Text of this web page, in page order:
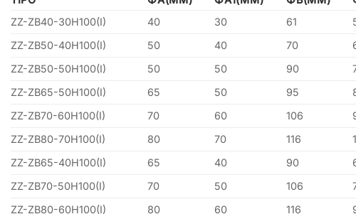
ZZ-ZB40-30H100(I)
40 30 61
ZZ-ZB50-40H100(I)
50 40 70
ZZ-ZB50-50H100(I)
50 50 90
ZZ-ZB65-50H100(I)
65 50 95
ZZ-ZB70-60H100(I)
70 60 106
ZZ-ZB80-70H100(I)
80 70 116
ZZ-ZB65-40H100(I)
65 40 90
ZZ-ZB70-50H100(I)
70 50 106
ZZ-ZB80-60H100(I)
80 60 116